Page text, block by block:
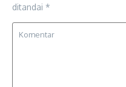
ditandai *